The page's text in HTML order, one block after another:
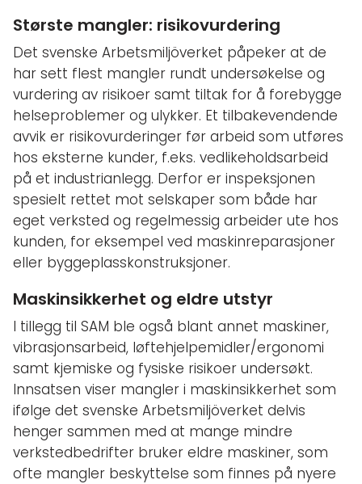
Største mangler: risikovurdering
Det svenske Arbetsmiljöverket påpeker at de
har sett flest mangler rundt undersøkelse og
vurdering av risikoer samt tiltak for å forebygge
helseproblemer og ulykker. Et tilbakevendende
avvik er risikovurderinger før arbeid som utføres
hos eksterne kunder, f.eks. vedlikeholdsarbeid
på et industrianlegg. Derfor er inspeksjonen
spesielt rettet mot selskaper som både har
eget verksted og regelmessig arbeider ute hos
kunden, for eksempel ved maskinreparasjoner
eller byggeplasskonstruksjoner.
Maskinsikkerhet og eldre utstyr
I tillegg til SAM ble også blant annet maskiner,
vibrasjonsarbeid, løftehjelpemidler/ergonomi
samt kjemiske og fysiske risikoer undersøkt.
Innsatsen viser mangler i maskinsikkerhet som
ifølge det svenske Arbetsmiljöverket delvis
henger sammen med at mange mindre
verkstedbedrifter bruker eldre maskiner, som
ofte mangler beskyttelse som finnes på nyere